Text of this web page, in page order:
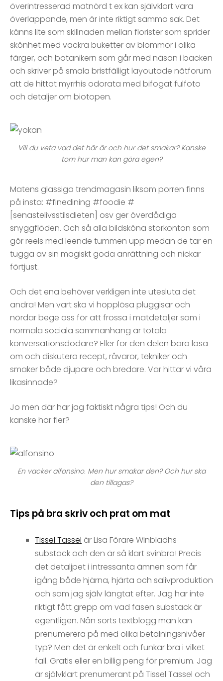
överintresserad matnörd t ex kan självklart vara
överlappande, men är inte riktigt samma sak. Det
känns lite som skillnaden mellan florister som sprider
skönhet med vackra buketter av blommor i olika
färger, och botanikern som går med näsan i backen
och skriver på smala bristfälligt layoutade nätforum
att de hittat myrrhis odorata med bifogat fulfoto
och detaljer om biotopen.
Vill du veta vad det här är och hur det smakar? Kanske
tom hur man kan göra egen?
Matens glassiga trendmagasin liksom porren finns
på insta: #finedining #foodie #
[senastelivsstilsdieten] osv ger överdådiga
snyggflöden. Och så alla bildsköna storkonton som
gör reels med leende tummen upp medan de tar en
tugga av sin magiskt goda anrättning och nickar
förtjust.
Och det ena behöver verkligen inte utesluta det
andra! Men vart ska vi hopplösa pluggisar och
nördar bege oss för att frossa i matdetaljer som i
normala sociala sammanhang är totala
konversationsdödare? Eller för den delen bara läsa
om och diskutera recept, råvaror, tekniker och
smaker både djupare och bredare. Var hittar vi våra
likasinnade?
Jo men där har jag faktiskt några tips! Och du
kanske har fler?
En vacker alfonsino. Men hur smakar den? Och hur ska
den tillagas?
Tips på bra skriv och prat om mat
Tissel Tassel är Lisa Förare Winbladhs
substack och den är så klart svinbra! Precis
det detaljpet i intressanta ämnen som får
igång både hjärna, hjärta och salivproduktion
och som jag själv längtat efter. Jag har inte
riktigt fått grepp om vad fasen substack är
egentligen. Nån sorts textblogg man kan
prenumerera på med olika betalningsnivåer
typ? Men det är enkelt och funkar bra i vilket
fall. Gratis eller en billig peng för premium. Jag
är självklart prenumerant på Tissel Tassel och